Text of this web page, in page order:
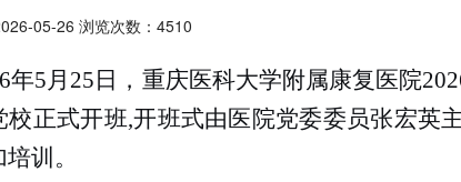
05-26 浏览次数：4510
年5月25日，重庆医科大学附属康复医院
校正式开班,开班式由医院党委委员张宏英
训。